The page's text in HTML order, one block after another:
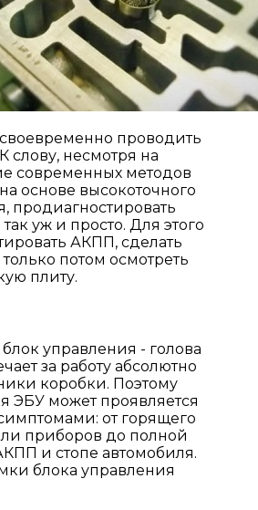
проводить
слову, несмотря на
современных методов
основе высокоточного
продиагностировать
уж и просто. Для этого
АКПП, сделать
потом осмотреть
плиту.
управления - голова
за работу абсолютно
коробки. Поэтому
ЭБУ может проявляется
от горящего
приборов до полной
и стопе автомобиля.
блока управления